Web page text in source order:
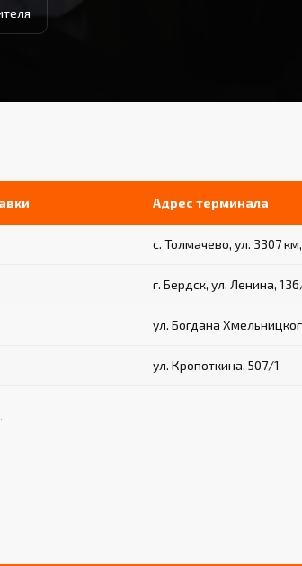
Адрес терминала
с. Толмачево, ул. 3307
г. Бердск, ул. Ленина,
ул. Богдана
ул. Кропоткина, 507/1